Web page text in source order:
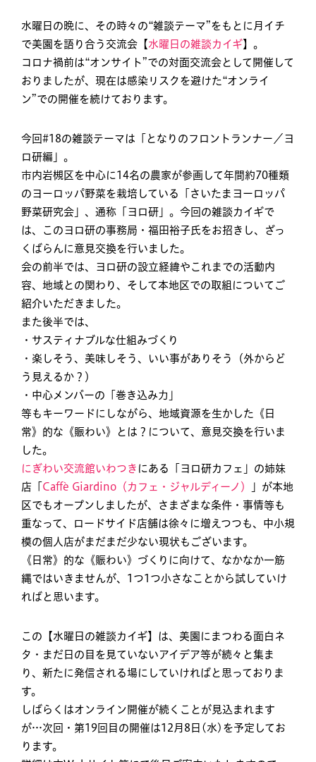
水曜日の晩に、その時々の“雑談テーマ”をもとに月イチ
で美園を語り合う交流会【 水曜日の雑談カイギ】。
コロナ禍前は“オンサイト”での対面交流会として開催して
おりましたが、現在は感染リスクを避けた“オンライ
ン”での開催を続けております。
今回#18の雑談テーマは「となりのフロントランナー／ヨ
ロ研編」。
市内岩槻区を中心に14名の農家が参画して年間約70種類
のヨーロッパ野菜を栽培している「さいたまヨーロッパ
野菜研究会」、通称「ヨロ研」。今回の雑談カイギで
は、このヨロ研の事務局・福田裕子氏をお招きし、ざっ
くばらんに意見交換を行いました。
会の前半では、ヨロ研の設立経緯やこれまでの活動内
容、地域との関わり、そして本地区での取組についてご
紹介いただきました。
また後半では、
・サスティナブルな仕組みづくり
・楽しそう、美味しそう、いい事がありそう（外からど
う見えるか？）
・中心メンバーの「巻き込み力」
等もキーワードにしながら、地域資源を生かした《日
常》的な《賑わい》とは？について、意見交換を行いま
した。
にぎわい交流館いわつき にある「ヨロ研カフェ」の姉妹
店「 Caffè Giardino（カフェ・ジャルディーノ）
」が本地
区でもオープンしましたが、さまざまな条件・事情等も
重なって、ロードサイド店舗は徐々に増えつつも、中小規
模の個人店がまだまだ少ない現状もございます。
《日常》的な《賑わい》づくりに向けて、なかなか一筋
縄ではいきませんが、1つ1つ小さなことから試していけ
ればと思います。
この【水曜日の雑談カイギ】は、美園にまつわる面白ネ
タ・まだ日の目を見ていないアイデア等が続々と集ま
り、新たに発信される場にしていければと思っておりま
す。
しばらくはオンライン開催が続くことが見込まれます
が…次回・第19回目の開催は12月8日(水)を予定してお
ります。